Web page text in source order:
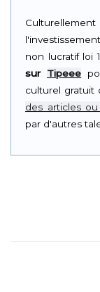
non lucratif loi
sur Tipeee
culturel gratuit
des articles
par d'autres